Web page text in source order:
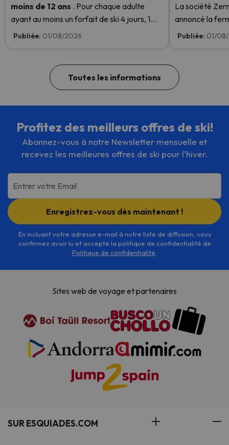
moins de 12 ans . Pour chaque adulte
ayant au moins un forfait de ski 4 jours, 1
enfant aura un forfait de ski gratuit ! En
Publiée: 01/08/2026
La société
annoncé la
installations
Publiée: 01/
Toutes les informations
Profitez des meilleurs offres de ski!
Abonnez-vous à notre Newsletter mensuelle et
recevez les meilleures offres de ski pour l'hiver.
Entrer votre Email
Enregistrez-vous dès maintenant !
En incluant votre adresse e-mail à notre liste de diffusion, vous
confirmez avoir lu et accepté la politique de confidentialité de
Politique de confidentialité
Sites web de voyage et partenaires
SUR ESQUIADES.COM